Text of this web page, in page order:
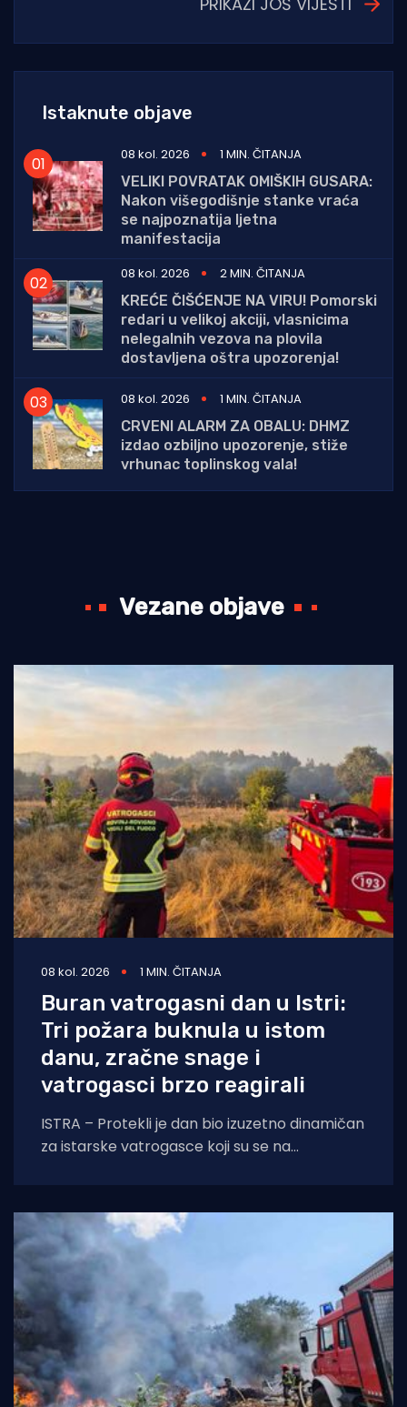
Istaknute objave
08 kol. 2026
1 MIN. ČITANJA
VELIKI POVRATAK OMIŠKIH GUSARA:
Nakon višegodišnje stanke vraća
se najpoznatija ljetna
manifestacija
08 kol. 2026
2 MIN. ČITANJA
KREĆE ČIŠĆENJE NA VIRU! Pomorski
redari u velikoj akciji, vlasnicima
nelegalnih vezova na plovila
dostavljena oštra upozorenja!
08 kol. 2026
1 MIN. ČITANJA
CRVENI ALARM ZA OBALU: DHMZ
izdao ozbiljno upozorenje, stiže
vrhunac toplinskog vala!
Vezane objave
08 kol. 2026 1 MIN. ČITANJA
Buran vatrogasni dan u Istri:
Tri požara buknula u istom
danu, zračne snage i
vatrogasci brzo reagirali
ISTRA – Protekli je dan bio izuzetno dinamičan
za istarske vatrogasce koji su se na